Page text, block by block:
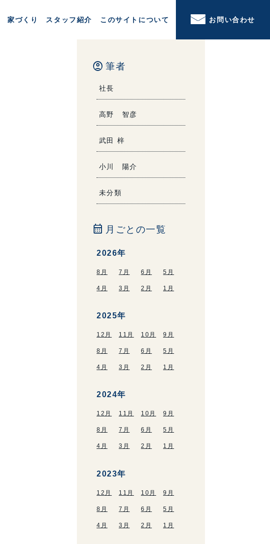
家づくり スタッフ紹介 このサイトについて お問い合わせ
account_circle 筆者
社長
高野 智彦
武田 梓
小川 陽介
未分類
calendar_month 月ごとの一覧
2026年
8月 7月 6月 5月
4月 3月 2月 1月
2025年
12月 11月 10月 9月
8月 7月 6月 5月
4月 3月 2月 1月
2024年
12月 11月 10月 9月
8月 7月 6月 5月
4月 3月 2月 1月
2023年
12月 11月 10月 9月
8月 7月 6月 5月
4月 3月 2月 1月